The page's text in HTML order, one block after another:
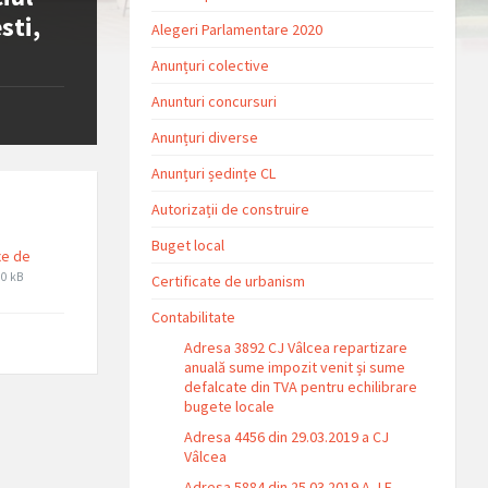
de
kB
Alegeri Parlamentare 2020
Anunțuri colective
Anunturi concursuri
Anunțuri diverse
Anunțuri ședințe CL
Autorizații de construire
Buget local
Certificate de urbanism
Contabilitate
Adresa 3892 CJ Vâlcea repartizare
anuală sume impozit venit și sume
defalcate din TVA pentru echilibrare
bugete locale
Adresa 4456 din 29.03.2019 a CJ
Vâlcea